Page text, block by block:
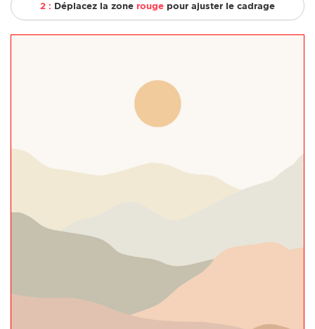
2 : Déplacez la zone rouge pour ajuster le cadrage